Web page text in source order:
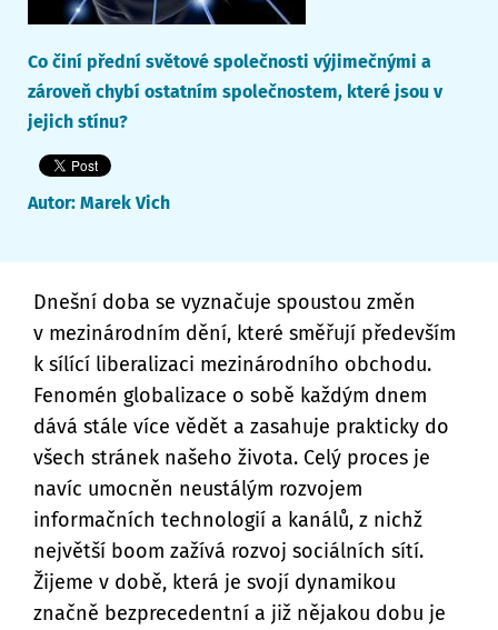
Co činí přední světové společnosti výjimečnými a
zároveň chybí ostatním společnostem, které jsou v
jejich stínu?
Autor: Marek Vich
Dnešní doba se vyznačuje spoustou změn
v mezinárodním dění, které směřují především
k sílící liberalizaci mezinárodního obchodu.
Fenomén globalizace o sobě každým dnem
dává stále více vědět a zasahuje prakticky do
všech stránek našeho života. Celý proces je
navíc umocněn neustálým rozvojem
informačních technologií a kanálů, z nichž
největší boom zažívá rozvoj sociálních sítí.
Žijeme v době, která je svojí dynamikou
značně bezprecedentní a již nějakou dobu je